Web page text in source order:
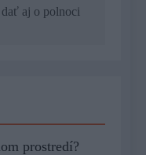
dať aj o polnoci
prostredí?